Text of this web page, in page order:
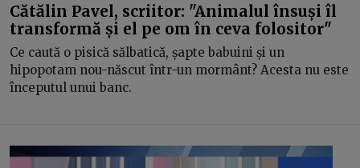
Cătălin Pavel, scriitor: "Animalul însuși îl
transformă și el pe om în ceva folositor"
Ce caută o pisică sălbatică, șapte babuini și un
hipopotam nou-născut într-un mormânt? Acesta nu este
începutul unui banc.